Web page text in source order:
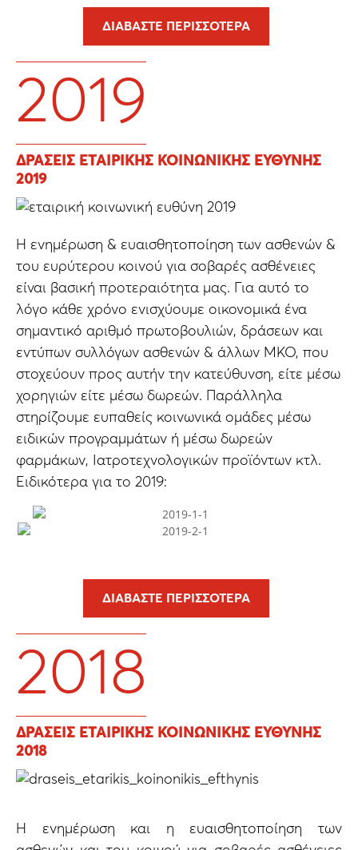
ΔΙΑΒΆΣΤΕ ΠΕΡΙΣΣΌΤΕΡΑ
2019
ΔΡΆΣΕΙΣ ΕΤΑΙΡΙΚΉΣ ΚΟΙΝΩΝΙΚΉΣ ΕΥΘΎΝΗΣ
2019
H ενημέρωση & ευαισθητοποίηση των ασθενών &
του ευρύτερου κοινού για σοβαρές ασθένειες
είναι βασική προτεραιότητα μας. Για αυτό το
λόγο κάθε χρόνο ενισχύουμε οικονομικά ένα
σημαντικό αριθμό πρωτοβουλιών, δράσεων και
εντύπων συλλόγων ασθενών & άλλων ΜΚΟ, που
στοχεύουν προς αυτήν την κατεύθυνση, είτε μέσω
χορηγιών είτε μέσω δωρεών. Παράλληλα
στηρίζουμε ευπαθείς κοινωνικά ομάδες μέσω
ειδικών προγραμμάτων ή μέσω δωρεών
φαρμάκων, Ιατροτεχνολογικών προϊόντων κτλ.
Ειδικότερα για το 2019:
ΔΙΑΒΆΣΤΕ ΠΕΡΙΣΣΌΤΕΡΑ
2018
ΔΡΆΣΕΙΣ ΕΤΑΙΡΙΚΉΣ ΚΟΙΝΩΝΙΚΉΣ ΕΥΘΎΝΗΣ
2018
H ενημέρωση και η ευαισθητοποίηση των